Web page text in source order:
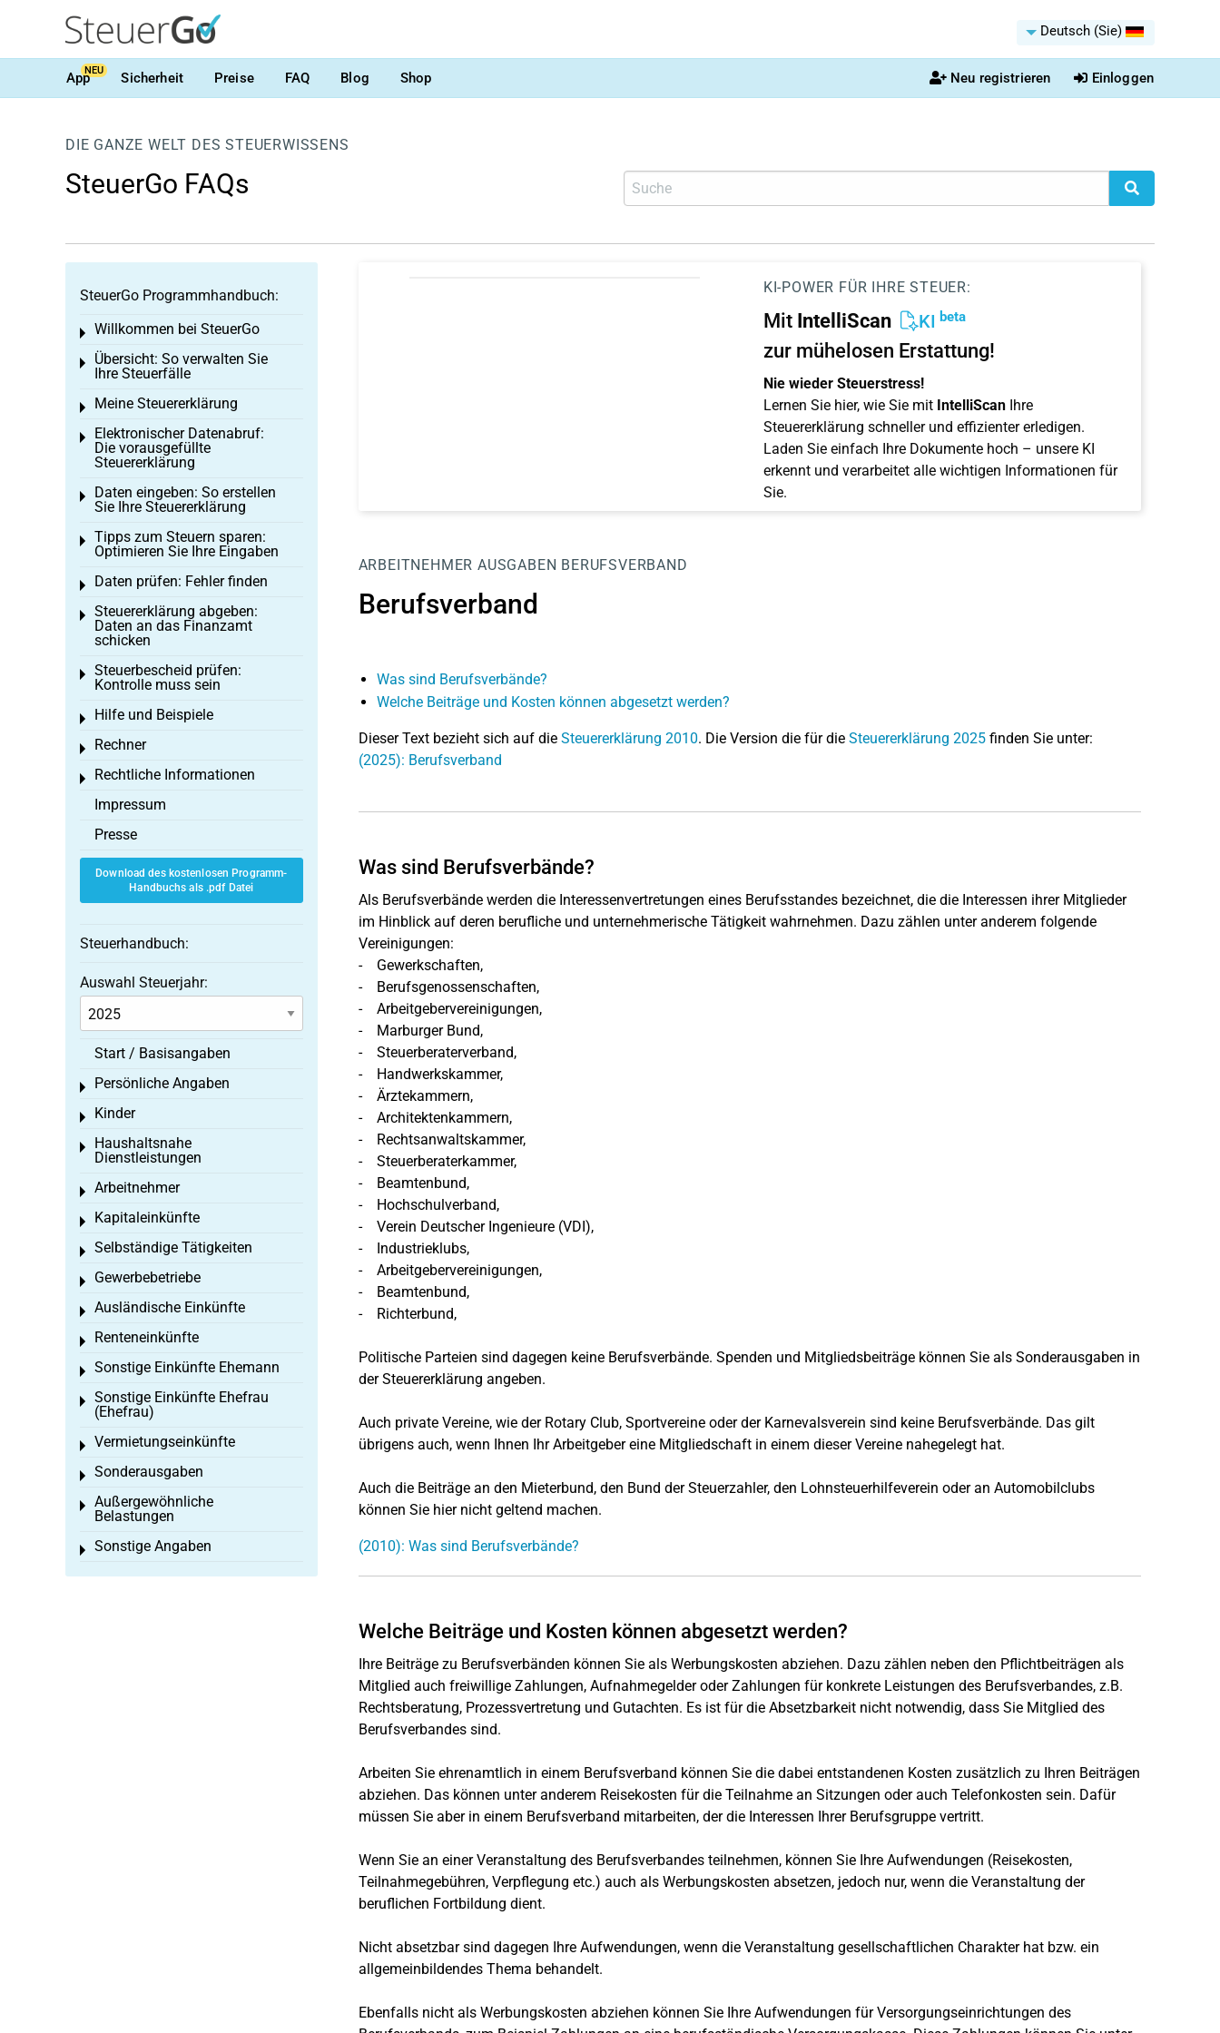
Deutsch (Sie)
AppNEU Sicherheit Preise FAQ Blog Shop Neu registrieren Einloggen
DIE GANZE WELT DES STEUERWISSENS
SteuerGo FAQs
KI-POWER FÜR IHRE STEUER:
Mit IntelliScan KI beta
zur mühelosen Erstattung!
Nie wieder Steuerstress!
Lernen Sie hier, wie Sie mit IntelliScanIhre
Steuererklärung schneller und effizienter erledigen.
Laden Sie einfach Ihre Dokumente hoch – unsere KI
erkennt und verarbeitet alle wichtigen Informationen für
Sie.
ARBEITNEHMER AUSGABEN BERUFSVERBAND
Berufsverband
Was sind Berufsverbände?
Welche Beiträge und Kosten können abgesetzt werden?
Dieser Text bezieht sich auf die Steuererklärung 2010. Die Version die für die Steuererklärung 2025finden Sie unter:
(2025): Berufsverband
Was sind Berufsverbände?
Als Berufsverbände werden die Interessenvertretungen eines Berufsstandes bezeichnet, die die Interessen ihrer Mitglieder
im Hinblick auf deren berufliche und unternehmerische Tätigkeit wahrnehmen. Dazu zählen unter anderem folgende
Vereinigungen:
- Gewerkschaften,
- Berufsgenossenschaften,
- Arbeitgebervereinigungen,
- Marburger Bund,
- Steuerberaterverband,
- Handwerkskammer,
- Ärztekammern,
- Architektenkammern,
- Rechtsanwaltskammer,
- Steuerberaterkammer,
- Beamtenbund,
- Hochschulverband,
- Verein Deutscher Ingenieure (VDI),
- Industrieklubs,
- Arbeitgebervereinigungen,
- Beamtenbund,
- Richterbund,
Politische Parteien sind dagegen keine Berufsverbände. Spenden und Mitgliedsbeiträge können Sie als Sonderausgaben in
der Steuererklärung angeben.
Auch private Vereine, wie der Rotary Club, Sportvereine oder der Karnevalsverein sind keine Berufsverbände. Das gilt
übrigens auch, wenn Ihnen Ihr Arbeitgeber eine Mitgliedschaft in einem dieser Vereine nahegelegt hat.
Auch die Beiträge an den Mieterbund, den Bund der Steuerzahler, den Lohnsteuerhilfeverein oder an Automobilclubs
können Sie hier nicht geltend machen.
(2010): Was sind Berufsverbände?
Welche Beiträge und Kosten können abgesetzt werden?
Ihre Beiträge zu Berufsverbänden können Sie als Werbungskosten abziehen. Dazu zählen neben den Pflichtbeiträgen als
Mitglied auch freiwillige Zahlungen, Aufnahmegelder oder Zahlungen für konkrete Leistungen des Berufsverbandes, z.B.
Rechtsberatung, Prozessvertretung und Gutachten. Es ist für die Absetzbarkeit nicht notwendig, dass Sie Mitglied des
Berufsverbandes sind.
Arbeiten Sie ehrenamtlich in einem Berufsverband können Sie die dabei entstandenen Kosten zusätzlich zu Ihren Beiträgen
abziehen. Das können unter anderem Reisekosten für die Teilnahme an Sitzungen oder auch Telefonkosten sein. Dafür
müssen Sie aber in einem Berufsverband mitarbeiten, der die Interessen Ihrer Berufsgruppe vertritt.
Wenn Sie an einer Veranstaltung des Berufsverbandes teilnehmen, können Sie Ihre Aufwendungen (Reisekosten,
Teilnahmegebühren, Verpflegung etc.) auch als Werbungskosten absetzen, jedoch nur, wenn die Veranstaltung der
beruflichen Fortbildung dient.
Nicht absetzbar sind dagegen Ihre Aufwendungen, wenn die Veranstaltung gesellschaftlichen Charakter hat bzw. ein
allgemeinbildendes Thema behandelt.
Ebenfalls nicht als Werbungskosten abziehen können Sie Ihre Aufwendungen für Versorgungseinrichtungen des
SteuerGo Programmhandbuch:
Willkommen bei SteuerGo
Toggle menu
Übersicht: So verwalten Sie
Ihre Steuerfälle
Toggle menu
Meine Steuererklärung
Toggle menu
Elektronischer Datenabruf:
Die vorausgefüllte
Steuererklärung
Toggle menu
Daten eingeben: So erstellen
Sie Ihre Steuererklärung
Toggle menu
Tipps zum Steuern sparen:
Optimieren Sie Ihre Eingaben
Toggle menu
Daten prüfen: Fehler finden
Toggle menu
Steuererklärung abgeben:
Daten an das Finanzamt
schicken
Toggle menu
Steuerbescheid prüfen:
Kontrolle muss sein
Toggle menu
Hilfe und Beispiele
Toggle menu
Rechner
Toggle menu
Rechtliche Informationen
Toggle menu
Impressum
Presse
Download des kostenlosen Programm-
Handbuchs als .pdf Datei
Steuerhandbuch:
Auswahl Steuerjahr:
Start / Basisangaben
Persönliche Angaben
Toggle menu
Kinder
Toggle menu
Haushaltsnahe
Dienstleistungen
Toggle menu
Arbeitnehmer
Toggle menu
Kapitaleinkünfte
Toggle menu
Selbständige Tätigkeiten
Toggle menu
Gewerbebetriebe
Toggle menu
Ausländische Einkünfte
Toggle menu
Renteneinkünfte
Toggle menu
Sonstige Einkünfte Ehemann
Toggle menu
Sonstige Einkünfte Ehefrau
(Ehefrau)
Toggle menu
Vermietungseinkünfte
Toggle menu
Sonderausgaben
Toggle menu
Außergewöhnliche
Belastungen
Toggle menu
Sonstige Angaben
Toggle menu